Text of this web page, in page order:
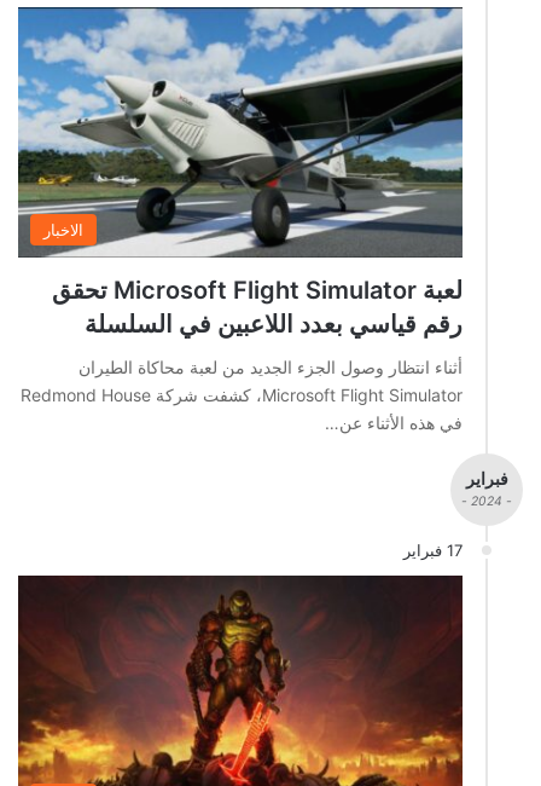
الاخبار
لعبة Microsoft Flight Simulator تحقق
رقم قياسي بعدد اللاعبين في السلسلة
أثناء انتظار وصول الجزء الجديد من لعبة محاكاة الطيران
Microsoft Flight Simulator، كشفت شركة Redmond House
في هذه الأثناء عن…
فبراير
- 2024 -
17 فبراير